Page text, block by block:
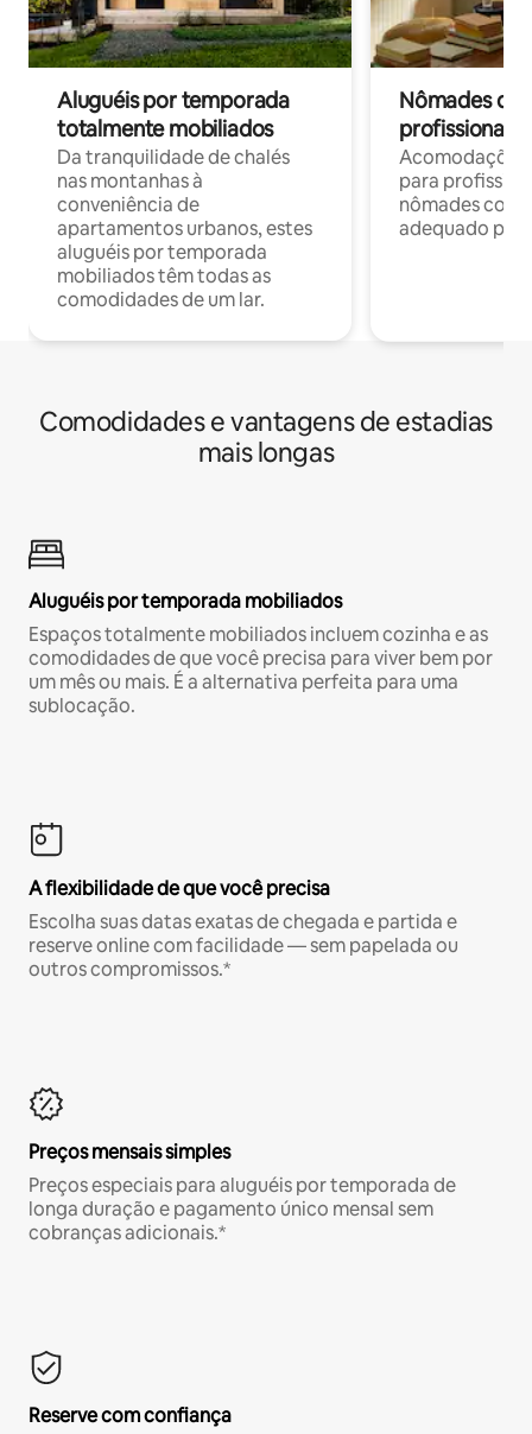
Aluguéis por temporada
totalmente mobiliados
Da tranquilidade de chalés
nas montanhas à
conveniência de
apartamentos urbanos, estes
aluguéis por temporada
mobiliados têm todas as
comodidades de um lar.
Nômades
profissionais
para
nômades com
adequado
Comodidades e vantagens de estadias
mais longas
Aluguéis por temporada mobiliados
Espaços totalmente mobiliados incluem cozinha e as
comodidades de que você precisa para viver bem por
um mês ou mais. É a alternativa perfeita para uma
sublocação.
A flexibilidade de que você precisa
Escolha suas datas exatas de chegada e partida e
reserve online com facilidade — sem papelada ou
outros compromissos.*
Preços mensais simples
Preços especiais para aluguéis por temporada de
longa duração e pagamento único mensal sem
cobranças adicionais.*
Reserve com confiança